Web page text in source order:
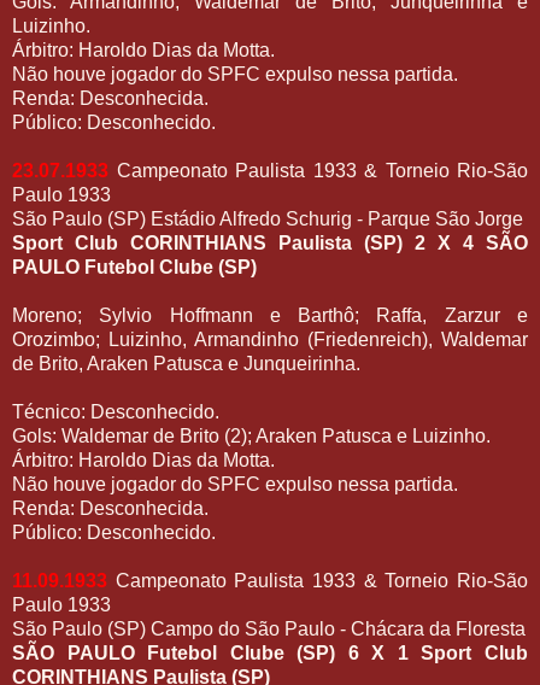
Luizinho.
Árbitro: Haroldo Dias da Motta.
Não houve jogador do SPFC expulso nessa partida.
Renda: Desconhecida.
Público: Desconhecido.
23.07.1933 Campeonato Paulista 1933 & Torneio Rio-São
Paulo 1933
São Paulo (SP) Estádio Alfredo Schurig - Parque São Jorge
Sport Club CORINTHIANS Paulista (SP) 2 X 4 SÃO
PAULO Futebol Clube (SP)
Moreno; Sylvio Hoffmann e Barthô; Raffa, Zarzur e
Orozimbo; Luizinho, Armandinho (Friedenreich), Waldemar
de Brito, Araken Patusca e Junqueirinha.
Técnico: Desconhecido.
Gols: Waldemar de Brito (2); Araken Patusca e Luizinho.
Árbitro: Haroldo Dias da Motta.
Não houve jogador do SPFC expulso nessa partida.
Renda: Desconhecida.
Público: Desconhecido.
11.09.1933 Campeonato Paulista 1933 & Torneio Rio-São
Paulo 1933
São Paulo (SP) Campo do São Paulo - Chácara da Floresta
SÃO PAULO Futebol Clube (SP) 6 X 1 Sport Club
CORINTHIANS Paulista (SP)